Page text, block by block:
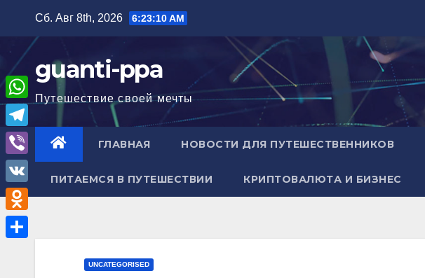
содержимому
Сб. Авг 8th, 2026 6:23:11 AM
guanti-ppa
Путешествие своей мечты
ГЛАВНАЯ НОВОСТИ ДЛЯ ПУТЕШЕСТВЕННИКОВ
ПИТАЕМСЯ В ПУТЕШЕСТВИИ КРИПТОВАЛЮТА И БИЗНЕС
UNCATEGORISED
W
h
a
A
T
e
l
e
g
V
i
b
e
V
K
O